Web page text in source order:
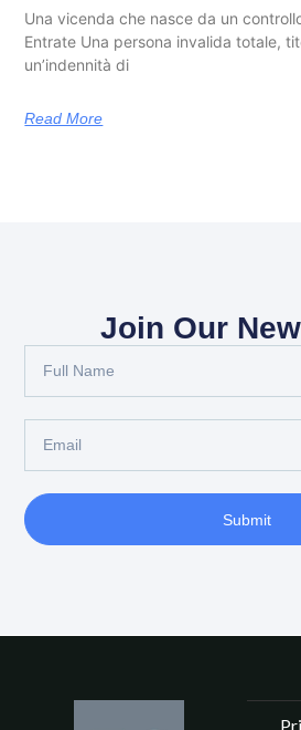
Una vicenda che nasce da un
Entrate Una persona invalida totale,
un’indennità di
Read More
Join Our
Submit